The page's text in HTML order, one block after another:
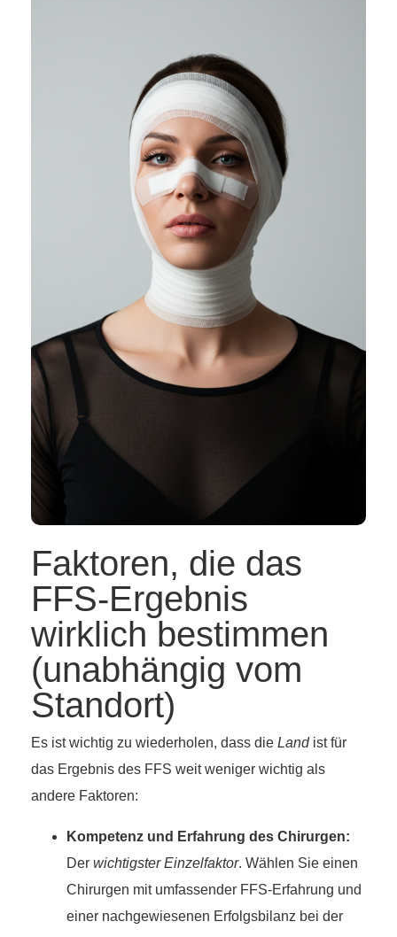
Faktoren, die das
FFS-Ergebnis
wirklich bestimmen
(unabhängig vom
Standort)
Es ist wichtig zu wiederholen, dass die Landist für
das Ergebnis des FFS weit weniger wichtig als
andere Faktoren:
Kompetenz und Erfahrung des Chirurgen:
Der wichtigster Einzelfaktor. Wählen Sie einen
Chirurgen mit umfassender FFS-Erfahrung und
einer nachgewiesenen Erfolgsbilanz bei der